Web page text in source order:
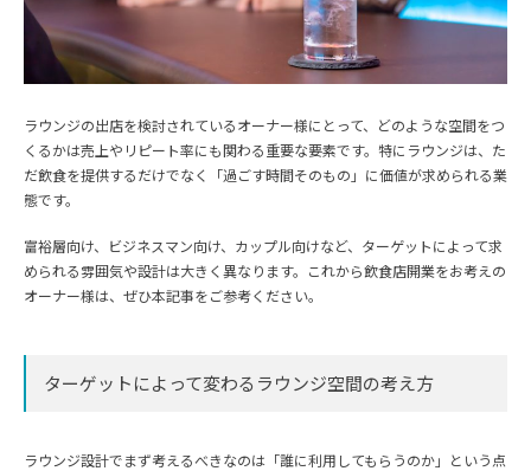
ラウンジの出店を検討されているオーナー様にとって、どのような空間をつ
くるかは売上やリピート率にも関わる重要な要素です。特にラウンジは、た
だ飲食を提供するだけでなく「過ごす時間そのもの」に価値が求められる業
態です。
富裕層向け、ビジネスマン向け、カップル向けなど、ターゲットによって求
められる雰囲気や設計は大きく異なります。これから飲食店開業をお考えの
オーナー様は、ぜひ本記事をご参考ください。
ターゲットによって変わるラウンジ空間の考え方
ラウンジ設計でまず考えるべきなのは「誰に利用してもらうのか」という点